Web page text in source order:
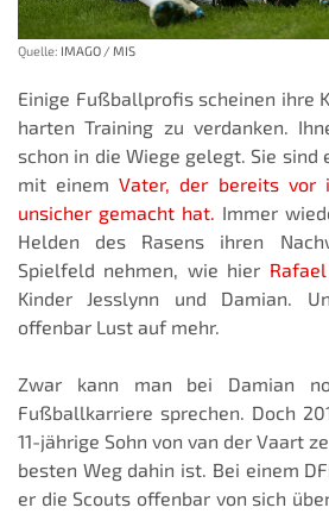
Quelle: IMAGO / MIS
Einige Fußballprofis scheinen ihre
harten Training zu verdanken.
schon in die Wiege gelegt. Sie sind
mit einemVater, der bereits vor
unsicher gemacht hat. Immer
Helden des Rasens ihren
Spielfeld nehmen, wie hier
Kinder Jesslynn und Damian.
offenbar Lust auf mehr.
Zwar kann man bei Damian
Fußballkarriere sprechen. Doch
11-jährige Sohn von van der Vaart
besten Weg dahin ist. Bei einem
er die Scouts offenbar von sich